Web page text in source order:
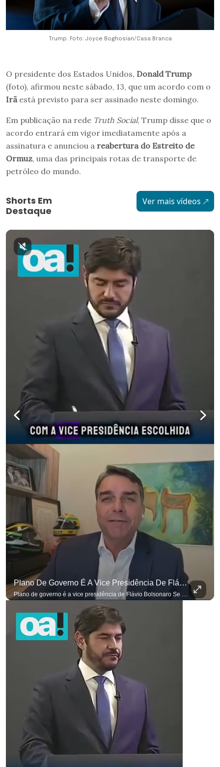
Trump. Foto: Joyce Boghosian/Casa Branca
O presidente dos Estados Unidos, Donald Trump
(foto), afirmou neste sábado, 13, que um acordo com o
Irã está previsto para ser assinado neste domingo.
Em publicação na rede Truth Social, Trump disse que o
acordo entrará em vigor imediatamente após a
assinatura e anunciou a reabertura do Estreito de
Ormuz, uma das principais rotas de transporte de
petróleo do mundo.
Shorts Em
Destaque
Ver mais vídeos
Plano De Governo É A Vice Presidência De Flávio Bolsonaro
Plano de governo é a vice presidência de Flávio Bolsonaro Se você busca informação com credibilidade, inscreva-se agora e ative o